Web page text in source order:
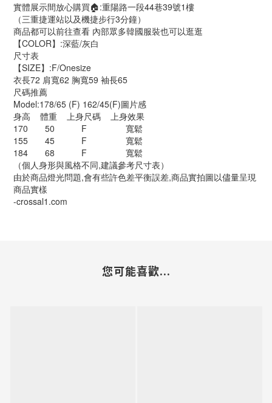
實體展示間放心購買🏠:重陽路一段44巷39號1樓
（三重捷運站以及機捷步行3分鐘）
商品都可以前往查看 內部眾多韓國服裝也可以逛逛
【COLOR】:深藍/灰白
尺寸表
【SIZE】:F/Onesize
衣長72 肩寬62 胸寬59 袖長65
尺碼推薦
Model:178/65 (F) 162/45(F)圖片感
身高 體重 上身尺碼 上身效果
170 50 F 寬鬆
155 45 F 寬鬆
184 68 F 寬鬆
（個人身形與風格不同,建議參考尺寸表）
由於商品燈光問題,會有些許色差平衡誤差,商品實拍圖以儘量呈現
商品實樣
-crossal1.com
您可能喜歡...